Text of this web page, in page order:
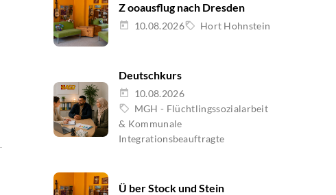
Z ooausflug nach Dresden
10.08.2026 Hort Hohnstein
Deutschkurs
10.08.2026
MGH - Flüchtlingssozialarbeit
& Kommunale
Integrationsbeauftragte
Ü ber Stock und Stein